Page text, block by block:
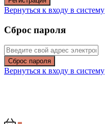
Вернуться к входу в систему
Сброс пароля
Сброс пароля
Вернуться к входу в систему